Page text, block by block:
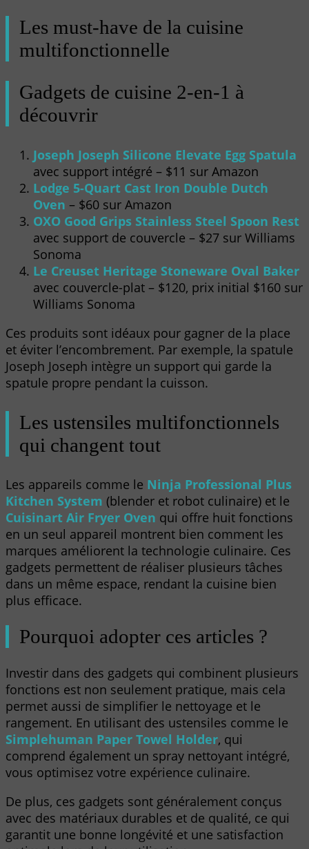
Les must-have de la cuisine
multifonctionnelle
Gadgets de cuisine 2-en-1 à
découvrir
Joseph Joseph Silicone Elevate Egg Spatula
avec support intégré – $11 sur Amazon
Lodge 5-Quart Cast Iron Double Dutch
Oven – $60 sur Amazon
OXO Good Grips Stainless Steel Spoon Rest
avec support de couvercle – $27 sur Williams
Sonoma
Le Creuset Heritage Stoneware Oval Baker
avec couvercle-plat – $120, prix initial $160 sur
Williams Sonoma
Ces produits sont idéaux pour gagner de la place
et éviter l’encombrement. Par exemple, la spatule
Joseph Joseph intègre un support qui garde la
spatule propre pendant la cuisson.
Les ustensiles multifonctionnels
qui changent tout
Les appareils comme le Ninja Professional Plus
Kitchen System (blender et robot culinaire) et le
Cuisinart Air Fryer Oven qui offre huit fonctions
en un seul appareil montrent bien comment les
marques améliorent la technologie culinaire. Ces
gadgets permettent de réaliser plusieurs tâches
dans un même espace, rendant la cuisine bien
plus efficace.
Pourquoi adopter ces articles ?
Investir dans des gadgets qui combinent plusieurs
fonctions est non seulement pratique, mais cela
permet aussi de simplifier le nettoyage et le
rangement. En utilisant des ustensiles comme le
Simplehuman Paper Towel Holder, qui
comprend également un spray nettoyant intégré,
vous optimisez votre expérience culinaire.
De plus, ces gadgets sont généralement conçus
avec des matériaux durables et de qualité, ce qui
garantit une bonne longévité et une satisfaction